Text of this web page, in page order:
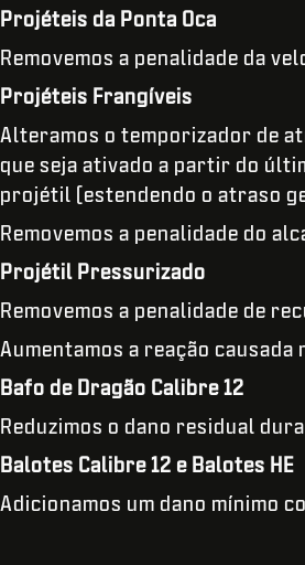
Projéteis da Ponta Oca
Removemos a penalidade da
Projéteis Frangíveis
Alteramos o temporizador de
que seja ativado a partir do
projétil (estendendo o atraso
Removemos a penalidade do
Projétil Pressurizado
Removemos a penalidade de
Aumentamos a reação causada
Bafo de Dragão Calibre 12
Reduzimos o dano residual
Balotes Calibre 12 e Balotes HE
Adicionamos um dano mínimo